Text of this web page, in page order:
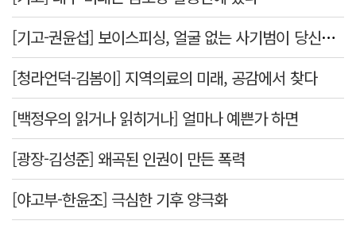
[기고-권윤섭] 보이스피싱, 얼굴 없는 사기범이 당신을 노린다
[청라언덕-김봄이] 지역의료의 미래, 공감에서 찾다
[백정우의 읽거나 읽히거나] 얼마나 예쁜가 하면
[광장-김성준] 왜곡된 인권이 만든 폭력
[야고부-한윤조] 극심한 기후 양극화